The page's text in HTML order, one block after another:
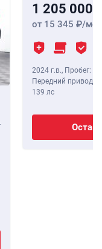
1 205 000
от 15 345 /мес
2024 г.в., Пробег: 8
Передний привод,
139 лс